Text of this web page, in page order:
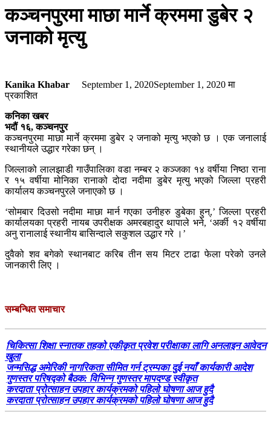
कञ्चनपुरमा माछा मार्ने क्रममा डुबेर २
जनाको मृत्यु
Kanika Khabar September 1, 2020September 1, 2020मा
प्रकाशित
कनिका खबर
भदौं १६, कञ्चनपुर
कञ्चनपुरमा माछा मार्ने क्रममा डुबेर २ जनाको मृत्यु भएको छ । एक जनालाई
स्थानीयले उद्धार गरेका छन् ।
जिल्लाको लालझाडी गाउँपालिका वडा नम्बर २ कञ्जका १४ वर्षीया निष्ठा राना
र १५ वर्षीया मोनिका रानाको दोदा नदीमा डुबेर मृत्यु भएको जिल्ला प्रहरी
कार्यालय कञ्चनपुरले जनाएको छ ।
‘सोमबार दिउसो नदीमा माछा मार्न गएका उनीहरु डुबेका हुन्,’ जिल्ला प्रहरी
कार्यालयका प्रहरी नायब उपरीक्षक अमरबहादुर थापाले भने, ‘अर्की १२ वर्षीया
अनु रानालाई स्थानीय बासिन्दाले सकुशल उद्धार गरे ।’
दुवैको शव बगेको स्थानबाट करिब तीन सय मिटर टाढा फेला परेको उनले
जानकारी लिए ।
सम्बन्धित समाचार
चिकित्सा शिक्षा स्नातक तहको एकीकृत प्रवेश परीक्षाका लागि अनलाइन आवेदन
खुला
जन्मसिद्ध अमेरिकी नागरिकता सीमित गर्न ट्रम्पका दुई नयाँ कार्यकारी आदेश
गुणस्तर परिषद्को बैठक: विभिन्न गुणस्तर मापदण्ड स्वीकृत
करदाता प्रोत्साहन उपहार कार्यक्रमको पहिलो घोषणा आज हुदै
करदाता प्रोत्साहन उपहार कार्यक्रमको पहिलो घोषणा आज हुदै